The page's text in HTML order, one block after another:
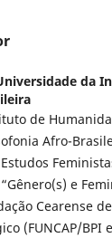
da
de
Afro-
e
Cearense
(FUNCAP/BPI